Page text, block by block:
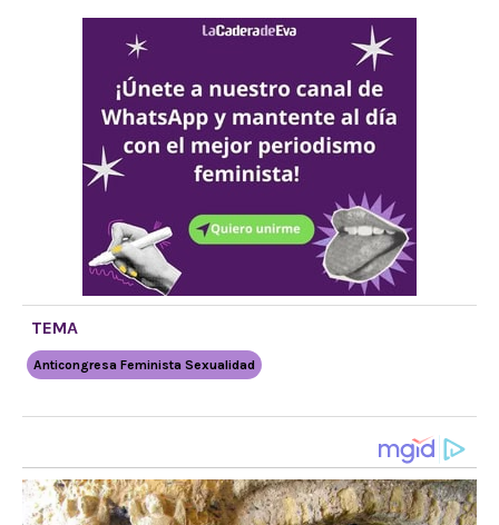
TEMA
Anticongresa Feminista Sexualidad